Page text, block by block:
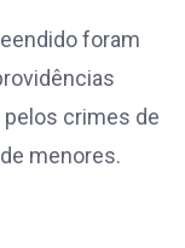
foram
crimes de
menores.